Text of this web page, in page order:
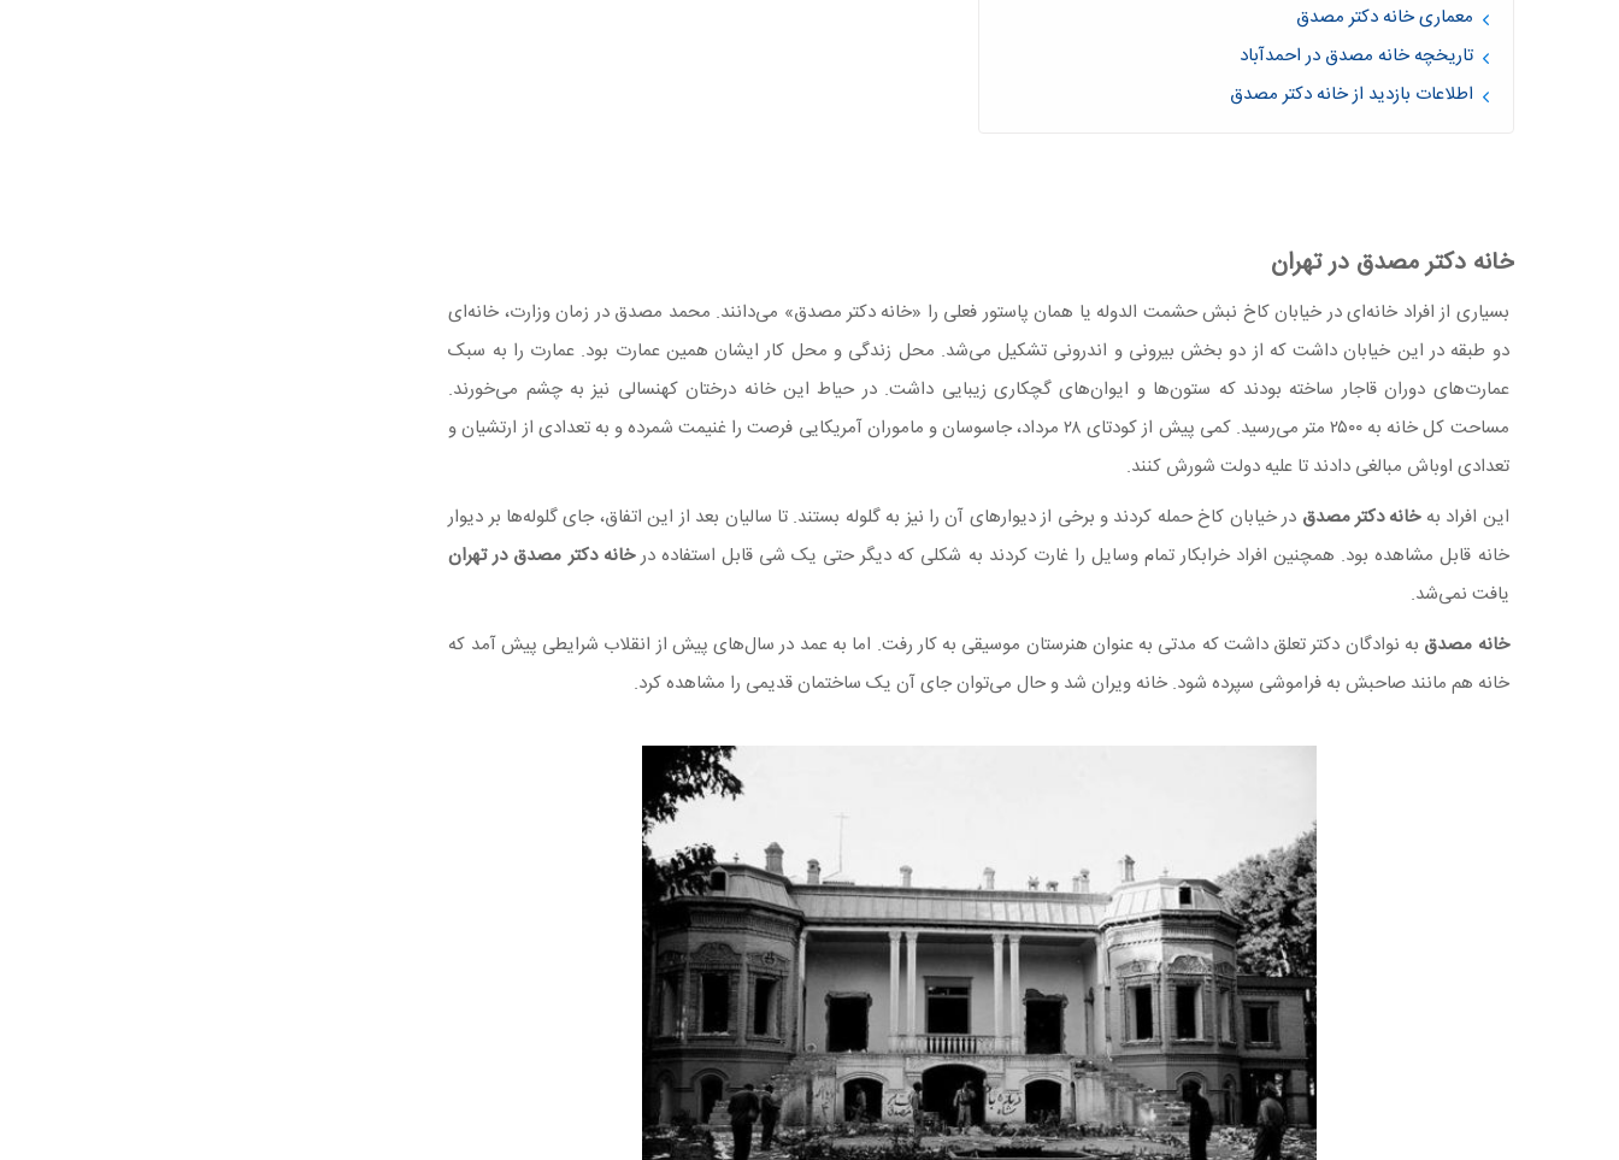
معماری خانه دکتر مصدق
تاریخچه خانه مصدق در احمدآباد
اطلاعات بازدید از خانه دکتر مصدق
خانه دکتر مصدق در تهران
بسیاری از افراد خانه‌ای در خیابان کاخ نبش حشمت الدوله یا همان پاستور فعلی را «خانه دکتر مصدق» می‌دانند. محمد مصدق در زمان وزارت، خانه‌ای
دو طبقه در این خیابان داشت که از دو بخش بیرونی و اندرونی تشکیل می‌شد. محل زندگی و محل کار ایشان همین عمارت بود. عمارت را به سبک
عمارت‌های دوران قاجار ساخته بودند که ستون‌ها و ایوان‌های گچکاری زیبایی داشت. در حیاط این خانه درختان کهنسالی نیز به چشم می‌خورند.
مساحت کل خانه به ۲۵۰۰ متر می‌رسید. کمی پیش از کودتای ۲۸ مرداد، جاسوسان و ماموران آمریکایی فرصت را غنیمت شمرده و به تعدادی از ارتشیان و
تعدادی اوباش مبالغی دادند تا علیه دولت شورش کنند.
این افراد بهخانه دکتر مصدق در خیابان کاخ حمله کردند و برخی از دیوار‌های آن را نیز به گلوله بستند. تا سالیان بعد از این اتفاق، جای گلوله‌ها بر دیوار
خانه قابل مشاهده بود. همچنین افراد خرابکار تمام وسایل را غارت کردند به شکلی که دیگر حتی یک شی قابل استفاده درخانه دکتر مصدق در تهران
یافت نمی‌شد.
خانه مصدق به نوادگان دکتر تعلق داشت که مدتی به عنوان هنرستان موسیقی به کار رفت. اما به عمد در سال‌های پیش از انقلاب شرایطی پیش آمد که
خانه هم مانند صاحبش به فراموشی سپرده شود. خانه ویران شد و حال می‌توان جای آن یک ساختمان قدیمی را مشاهده کرد.